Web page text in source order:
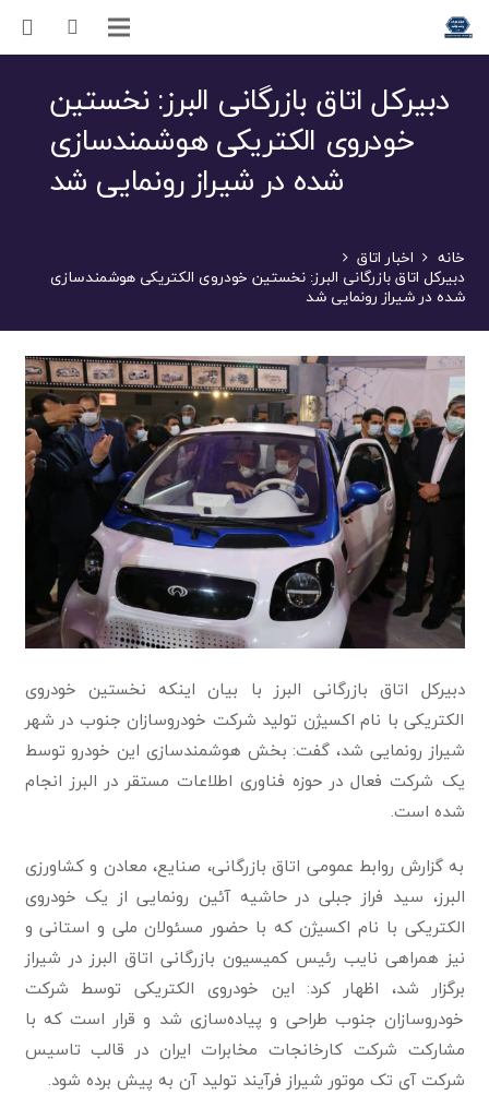
دبیرکل اتاق بازرگانی البرز: نخستین
خودروی الکتریکی هوشمندسازی
شده در شیراز رو‌نمایی شد
خانه اخبار اتاق
دبیرکل اتاق بازرگانی البرز: نخستین خودروی الکتریکی هوشمندسازی
شده در شیراز رو‌نمایی شد
دبیرکل اتاق بازرگانی البرز با بیان اینکه نخستین خودروی
الکتریکی با نام اکسیژن تولید شرکت خودروسازان جنوب در شهر
شیراز رونمایی شد، گفت: بخش هوشمندسازی این خودرو توسط
یک شرکت فعال در حوزه فناوری اطلاعات مستقر در البرز انجام
شده است.
به گزارش روابط عمومی اتاق بازرگانی، صنایع، معادن و کشاورزی
البرز، سید فراز جبلی در حاشیه آئین رونمایی از یک خودروی
الکتریکی با نام اکسیژن که با حضور مسئولان ملی و استانی و
نیز همراهی نایب رئیس کمیسیون بازرگانی اتاق البرز در شیراز
برگزار شد، اظهار کرد: این خودروی الکتریکی توسط شرکت
خودروسازان جنوب طراحی و پیاده‌سازی شد و قرار است که با
مشارکت شرکت کارخانجات مخابرات ایران در قالب تاسیس
شرکت آی تک موتور شیراز فرآیند تولید آن به پیش برده شود.